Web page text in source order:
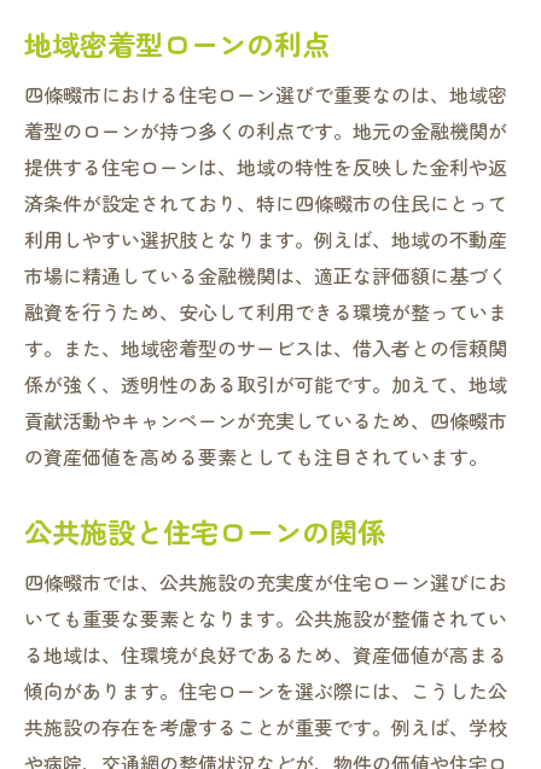
地域密着型ローンの利点
四條畷市における住宅ローン選びで重要なのは、地域密
着型のローンが持つ多くの利点です。地元の金融機関が
提供する住宅ローンは、地域の特性を反映した金利や返
済条件が設定されており、特に四條畷市の住民にとって
利用しやすい選択肢となります。例えば、地域の不動産
市場に精通している金融機関は、適正な評価額に基づく
融資を行うため、安心して利用できる環境が整っていま
す。また、地域密着型のサービスは、借入者との信頼関
係が強く、透明性のある取引が可能です。加えて、地域
貢献活動やキャンペーンが充実しているため、四條畷市
の資産価値を高める要素としても注目されています。
公共施設と住宅ローンの関係
四條畷市では、公共施設の充実度が住宅ローン選びにお
いても重要な要素となります。公共施設が整備されてい
る地域は、住環境が良好であるため、資産価値が高まる
傾向があります。住宅ローンを選ぶ際には、こうした公
共施設の存在を考慮することが重要です。例えば、学校
や病院、交通網の整備状況などが、物件の価値や住宅ロ